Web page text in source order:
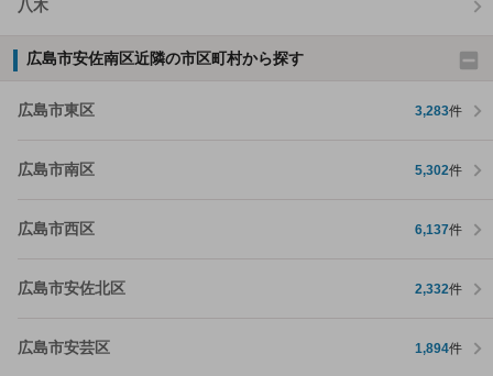
八木
広島市安佐南区近隣の市区町村から探す
広島市東区 3,283件
広島市南区 5,302件
広島市西区 6,137件
広島市安佐北区 2,332件
広島市安芸区 1,894件